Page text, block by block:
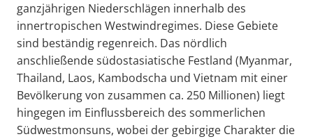
ganzjährigen Niederschlägen innerhalb des
innertropischen Westwindregimes. Diese Gebiete
sind beständig regenreich. Das nördlich
anschließende südostasiatische Festland (Myanmar,
Thailand, Laos, Kambodscha und Vietnam mit einer
Bevölkerung von zusammen ca. 250 Millionen) liegt
hingegen im Einflussbereich des sommerlichen
Südwestmonsuns, wobei der gebirgige Charakter die